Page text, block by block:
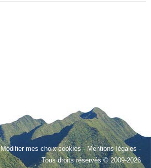
Modifier mes choix cookies-Mentions légales -
Tous droits réservés © 2009-2026